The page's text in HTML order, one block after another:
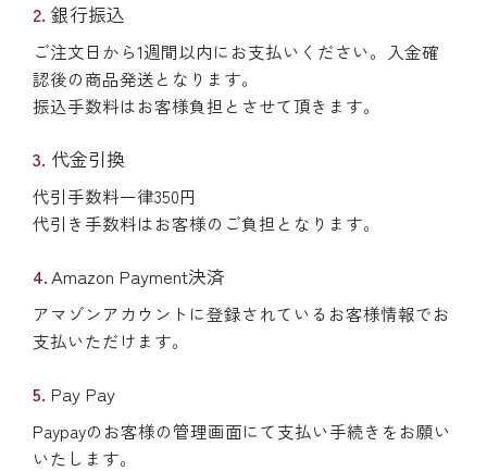
銀行振込
ご注文日から1週間以内にお支払いください。入金確
認後の商品発送となります。
振込手数料はお客様負担とさせて頂きます。
代金引換
代引手数料一律350円
代引き手数料はお客様のご負担となります。
Amazon Payment決済
アマゾンアカウントに登録されているお客様情報でお
支払いただけます。
Pay Pay
Paypayのお客様の管理画面にて支払い手続きをお願い
いたします。